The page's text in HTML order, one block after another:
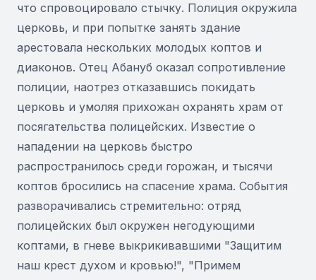
что спровоцировало стычку. Полиция окружила
церковь, и при попытке занять здание
арестовала нескольких молодых коптов и
диаконов. Отец Абануб оказал сопротивление
полиции, наотрез отказавшись покидать
церковь и умоляя прихожан охранять храм от
посягательства полицейских. Известие о
нападении на церковь быстро
распространилось среди горожан, и тысячи
коптов бросились на спасение храма. События
разворачивались стремительно: отряд
полицейских был окружен негодующими
коптами, в гневе выкрикивавшими "Защитим
наш крест духом и кровью!", "Примем